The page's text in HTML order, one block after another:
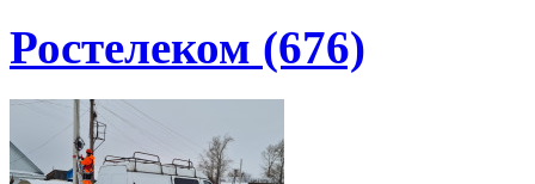
Ростелеком (676)